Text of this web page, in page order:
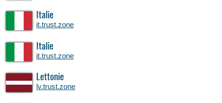
Italie
it.trust.zone
Italie
it.trust.zone
Lettonie
lv.trust.zone